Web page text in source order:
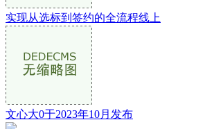
实现从选标到签约的全流程线上
文心大0于2023年10月发布